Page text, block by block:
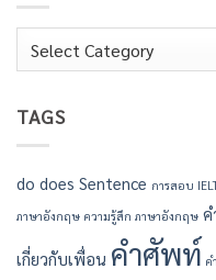
Categories
TAGS
do does Sentence การสอบ
ภาษาอังกฤษ ความรู้สึก ภาษาอังกฤษ ค
เกี่ยวกับเพื่อน คำศัพท์ ค